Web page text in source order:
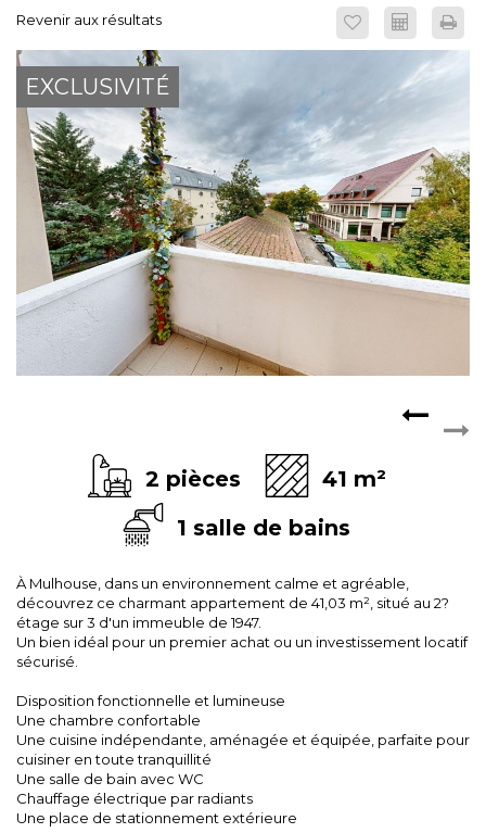
Revenir aux résultats
EXCLUSIVITÉ
2 pièces
41 m²
1 salle de bains
À Mulhouse, dans un environnement calme et agréable,
découvrez ce charmant appartement de 41,03 m², situé au 2?
étage sur 3 d'un immeuble de 1947.
Un bien idéal pour un premier achat ou un investissement locatif
sécurisé.
Disposition fonctionnelle et lumineuse
Une chambre confortable
Une cuisine indépendante, aménagée et équipée, parfaite pour
cuisiner en toute tranquillité
Une salle de bain avec WC
Chauffage électrique par radiants
Une place de stationnement extérieure